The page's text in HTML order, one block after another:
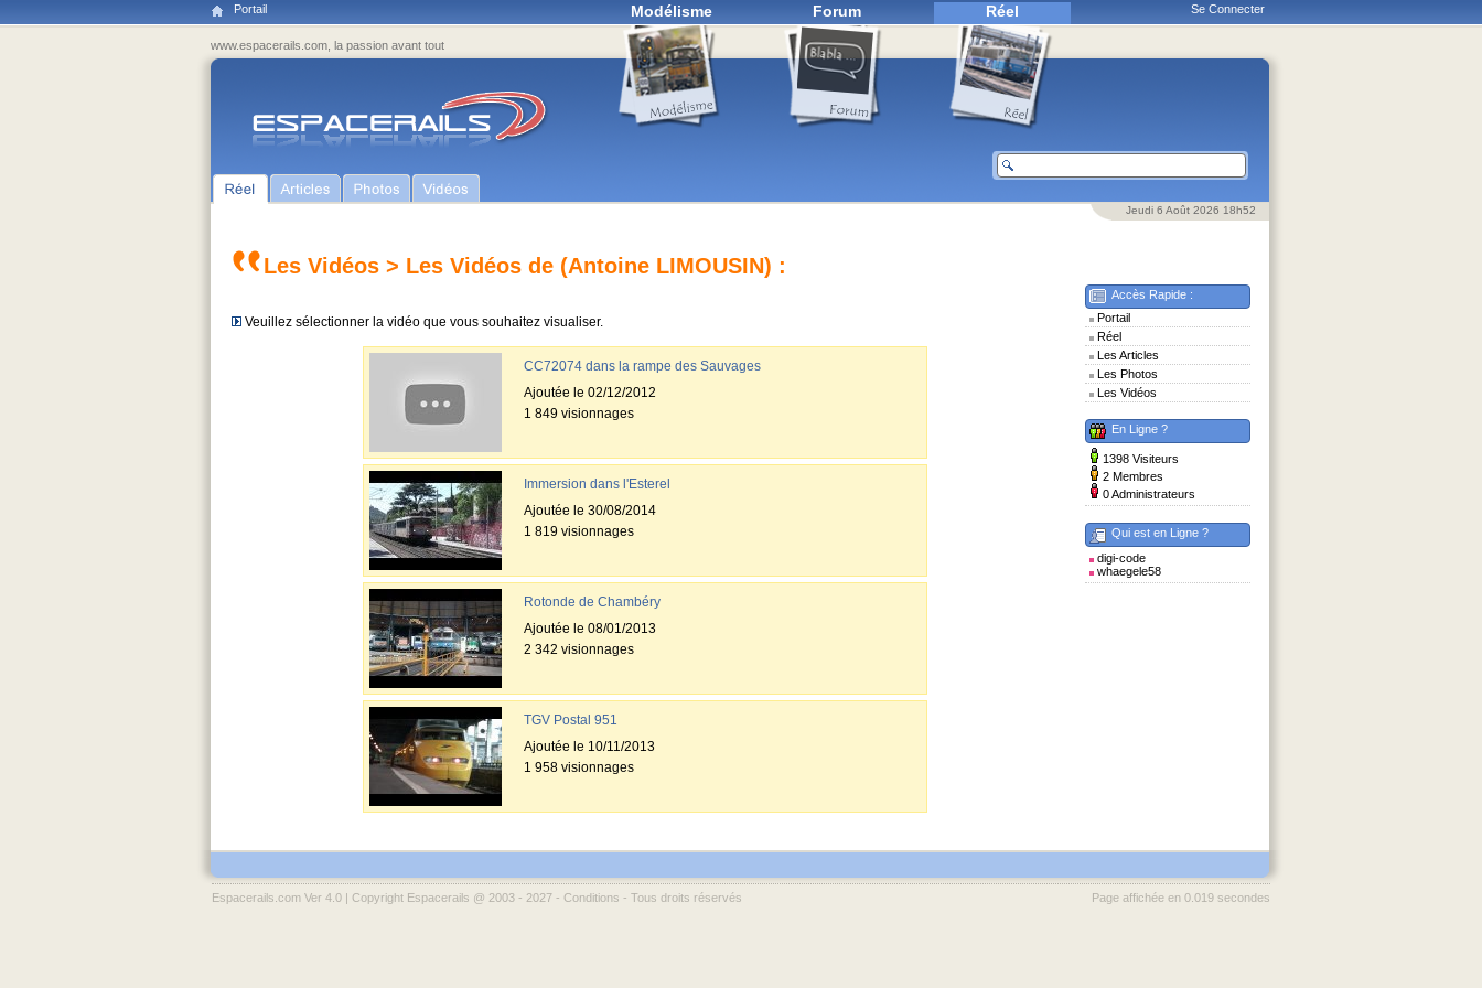
Portail Se Connecter
Modélisme Forum Réel
www.espacerails.com, la passion avant tout
Jeudi 6 Août 2026 18h52
Les Vidéos > Les Vidéos de (Antoine LIMOUSIN) :
Veuillez sélectionner la vidéo que vous souhaitez visualiser.
CC72074 dans la rampe des Sauvages
Ajoutée le 02/12/2012
1 849 visionnages
Immersion dans l'Esterel
Ajoutée le 30/08/2014
1 819 visionnages
Rotonde de Chambéry
Ajoutée le 08/01/2013
2 342 visionnages
TGV Postal 951
Ajoutée le 10/11/2013
1 958 visionnages
Accès Rapide :
Portail
Réel
Les Articles
Les Photos
Les Vidéos
En Ligne ?
1398 Visiteurs
2 Membres
0 Administrateurs
Qui est en Ligne ?
digi-code
whaegele58
Espacerails.com Ver 4.0 | Copyright Espacerails @ 2003 - 2027 - Conditions - Tous droits réservés Page affichée en 0.019 secondes